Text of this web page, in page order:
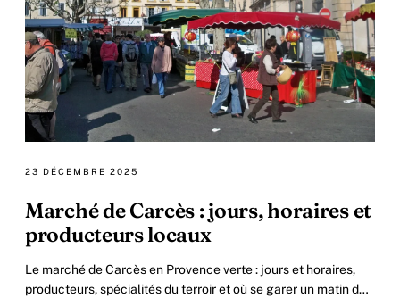
23 DÉCEMBRE 2025
Marché de Carcès : jours, horaires et
producteurs locaux
Le marché de Carcès en Provence verte : jours et horaires,
producteurs, spécialités du terroir et où se garer un matin de